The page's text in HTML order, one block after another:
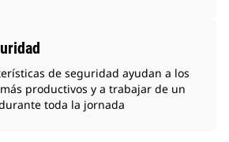
de seguridad ayudan a los
productivos y a trabajar de un
toda la jornada